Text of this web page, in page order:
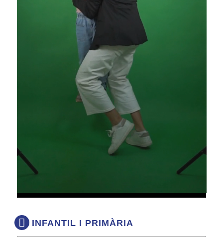
INFANTIL I PRIMÀRIA